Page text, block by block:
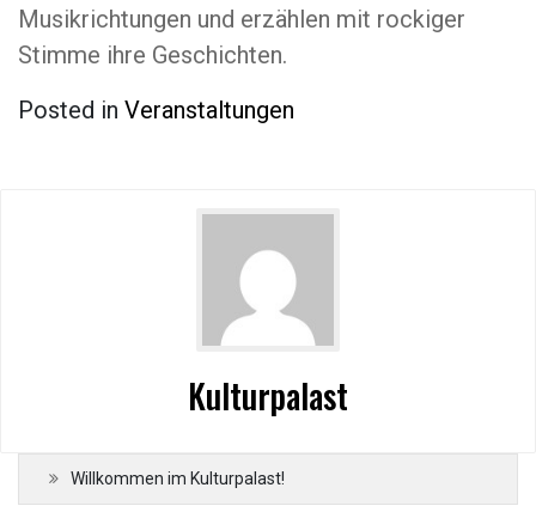
Musikrichtungen und erzählen mit rockiger
Stimme ihre Geschichten.
Posted in Veranstaltungen
Kulturpalast
Willkommen im Kulturpalast!